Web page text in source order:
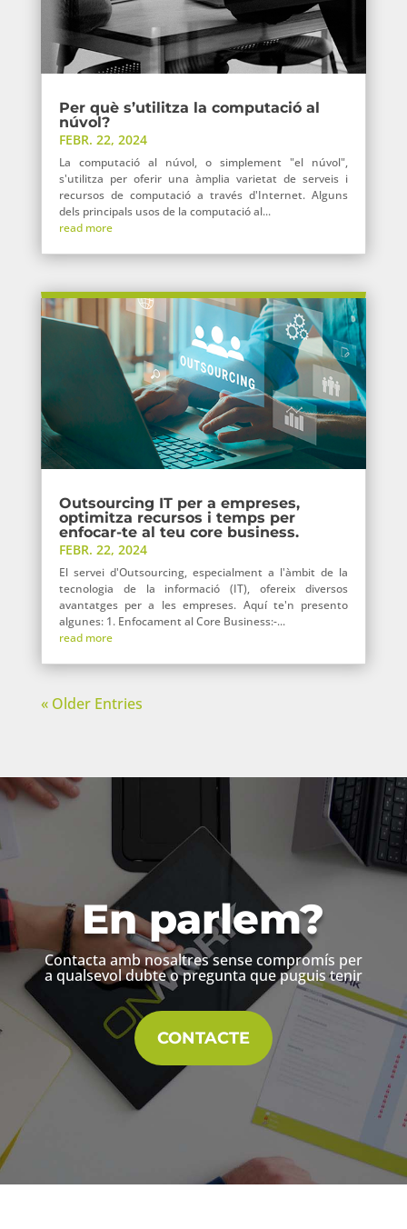
Per què s’utilitza la computació al
núvol?
FEBR. 22, 2024
La computació al núvol, o simplement "el núvol",
s'utilitza per oferir una àmplia varietat de serveis i
recursos de computació a través d'Internet. Alguns
dels principals usos de la computació al...
read more
Outsourcing IT per a empreses,
optimitza recursos i temps per
enfocar-te al teu core business.
FEBR. 22, 2024
El servei d'Outsourcing, especialment a l'àmbit de la
tecnologia de la informació (IT), ofereix diversos
avantatges per a les empreses. Aquí te'n presento
algunes: 1. Enfocament al Core Business:-...
read more
« Older Entries
En parlem?
Contacta amb nosaltres sense compromís per
a qualsevol dubte o pregunta que puguis tenir
CONTACTE